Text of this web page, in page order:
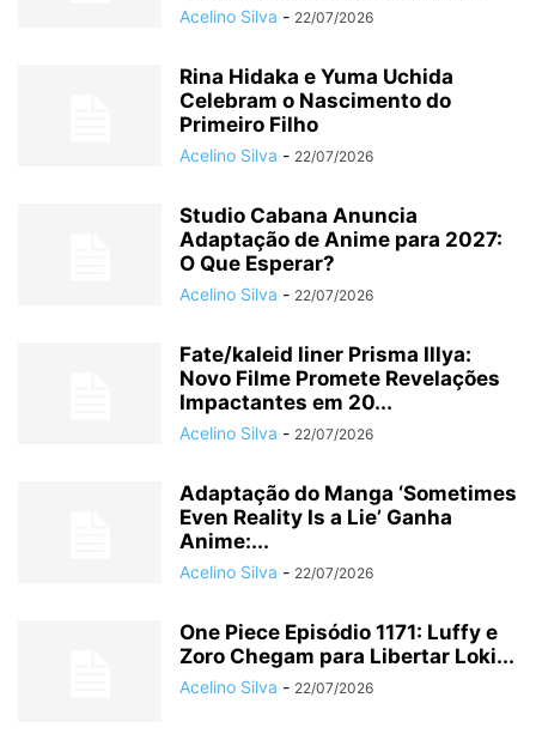
Acelino Silva - 22/07/2026
Rina Hidaka e Yuma Uchida
Celebram o Nascimento do
Primeiro Filho
Acelino Silva - 22/07/2026
Studio Cabana Anuncia
Adaptação de Anime para 2027:
O Que Esperar?
Acelino Silva - 22/07/2026
Fate/kaleid liner Prisma Illya:
Novo Filme Promete Revelações
Impactantes em 20...
Acelino Silva - 22/07/2026
Adaptação do Manga ‘Sometimes
Even Reality Is a Lie’ Ganha
Anime:...
Acelino Silva - 22/07/2026
One Piece Episódio 1171: Luffy e
Zoro Chegam para Libertar Loki...
Acelino Silva - 22/07/2026